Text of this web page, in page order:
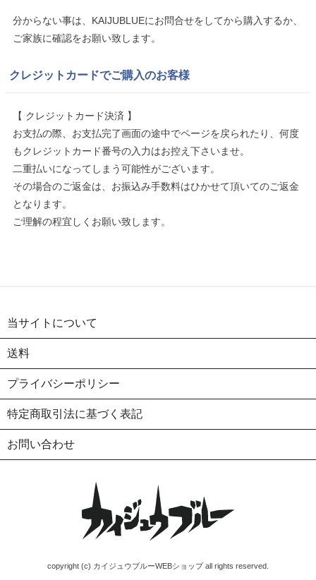
分からない事は、KAIJUBLUEにお問合せをしてから購入するか、
ご家族に確認をお願い致します。
クレジットカードでご購入のお客様
【 クレジットカード決済 】
お支払の際、お支払完了画面の途中でページを戻られたり、何度
もクレジットカード番号の入力はお控え下さいませ。
二重払いになってしまう可能性がございます。
その場合のご返金は、お振込み手数料はひかせて頂いてのご返金
となります。
ご理解の程宜しくお願い致します。
当サイトについて
送料
プライバシーポリシー
特定商取引法に基づく表記
お問い合わせ
copyright (c) カイジュウブルーWEBショップ all rights reserved.